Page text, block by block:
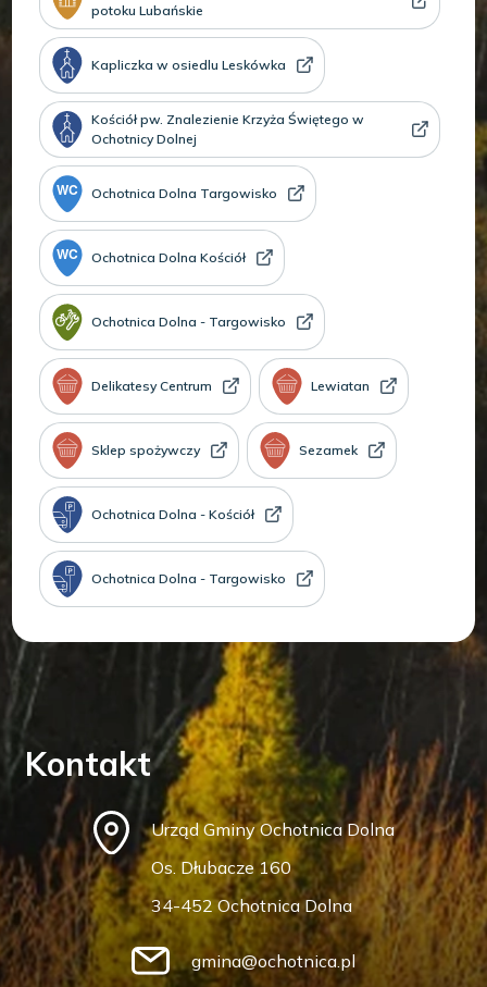
potoku Lubańskie
Kapliczka w osiedlu Leskówka
Kościół pw. Znalezienie Krzyża Świętego w
Ochotnicy Dolnej
Ochotnica Dolna Targowisko
Ochotnica Dolna Kościół
Ochotnica Dolna - Targowisko
Delikatesy Centrum Lewiatan
Sklep spożywczy Sezamek
Ochotnica Dolna - Kościół
Ochotnica Dolna - Targowisko
Kontakt
Urząd Gminy Ochotnica Dolna
Os. Dłubacze 160
34-452 Ochotnica Dolna
gmina@ochotnica.pl